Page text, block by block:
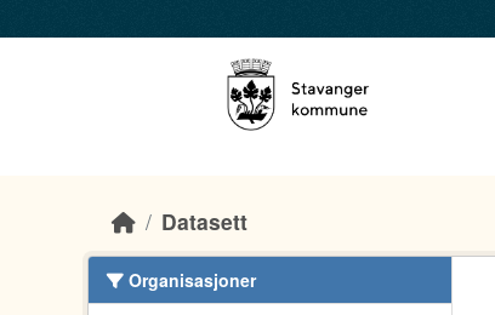
Datasett
Organisasjoner